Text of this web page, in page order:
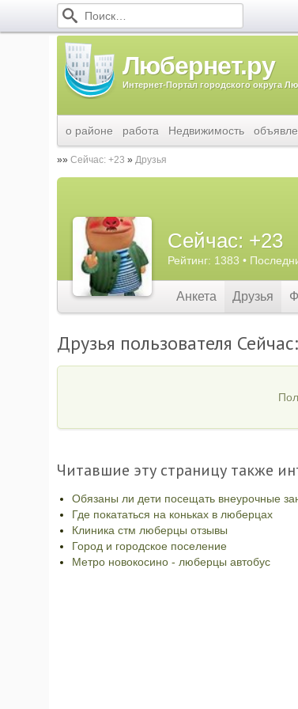
Любернет.ру
Интернет-Портал городского округа
о районе работа Недвижимость
Сейчас: +23 Друзья
Сейчас: +23
Рейтинг: 1383 •
Анкета Друзья
Друзья пользователя
Читавшие эту страницу также
Обязаны ли дети посещать внеурочные
Где покататься на коньках в люберцах
Клиника стм люберцы отзывы
Город и городское поселение
Метро новокосино - люберцы автобус